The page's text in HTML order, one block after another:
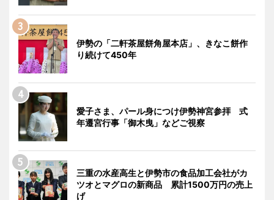
伊勢の「二軒茶屋餅角屋本店」、きなこ餅作
り続けて450年
愛子さま、パール身につけ伊勢神宮参拝 式
年遷宮行事「御木曳」などご視察
三重の水産高生と伊勢市の食品加工会社がカ
ツオとマグロの新商品 累計1500万円の売上
げ